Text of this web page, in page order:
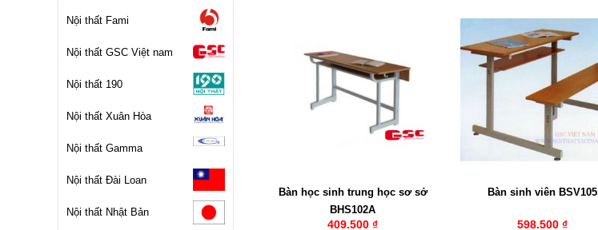
Nội thất Fami
Nội thất GSC Việt nam
Nội thất 190
Nội thất Xuân Hòa
Nội thất Gamma
Nội thất Đài Loan
Nội thất Nhật Bản
Bàn học sinh trung học sơ sở
BHS102A
409.500 ₫
Bàn sinh viên BSV105
598.500 ₫